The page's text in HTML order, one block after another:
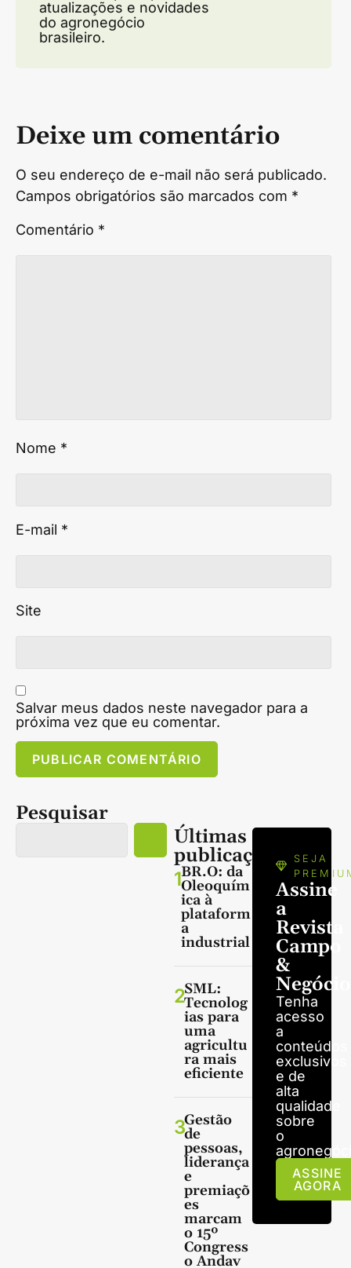
atualizações e novidades
do agronegócio
brasileiro.
Deixe um comentário
O seu endereço de e-mail não será publicado.
Campos obrigatórios são marcados com *
Comentário *
Nome *
E-mail *
Site
Salvar meus dados neste navegador para a
próxima vez que eu comentar.
Pesquisar
Últimas
publicações
1BR.O: da
Oleoquím
ica à
plataform
a
industrial
2SML:
Tecnolog
ias para
uma
agricultu
ra mais
eficiente
3Gestão
de
pessoas,
liderança
e
premiaçõ
es
marcam
o 15º
Congress
o Andav
SEJA
Assine
a
Revista
Campo
&
Tenha
acesso
a
conteúdos
exclusivos
e de
alta
qualidade
sobre
o
ASSINE
AGORA